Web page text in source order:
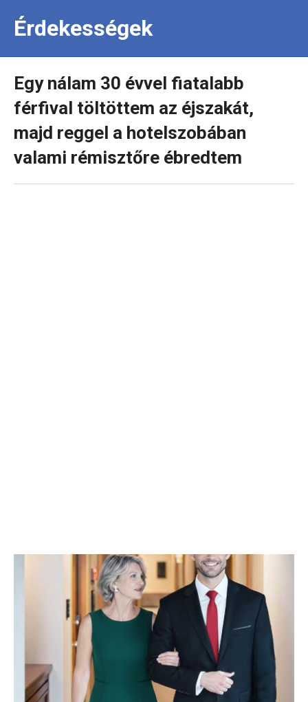
Érdekességek
Egy nálam 30 évvel fiatalabb
férfival töltöttem az éjszakát,
majd reggel a hotelszobában
valami rémisztőre ébredtem